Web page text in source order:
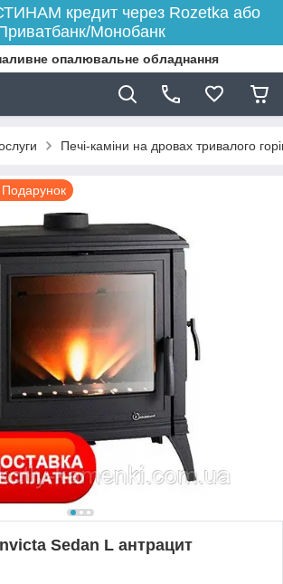
кредит через Rozetka або
Монобанк
опалювальне обладнання
Печі-каміни на дровах тривалого
Подарунок
Sedan L антрацит